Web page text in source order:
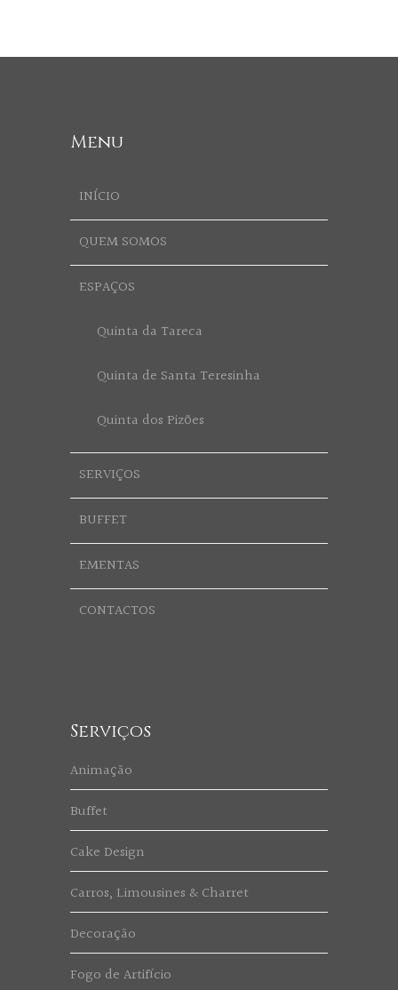
Menu
INÍCIO
QUEM SOMOS
ESPAÇOS
Quinta da Tareca
Quinta de Santa Teresinha
Quinta dos Pizões
SERVIÇOS
BUFFET
EMENTAS
CONTACTOS
Serviços
Animação
Buffet
Cake Design
Carros, Limousines & Charret
Decoração
Fogo de Artifício